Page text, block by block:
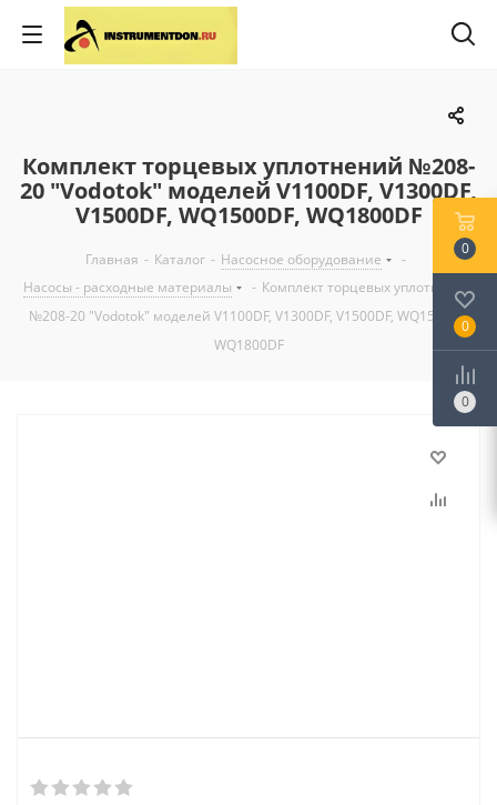
Комплект торцевых уплотнений №208-
20 "Vodotok" моделей V1100DF, V1300DF,
V1500DF, WQ1500DF, WQ1800DF
Главная - Каталог - Насосное оборудование
-
Насосы - расходные материалы
- Комплект торцевых уплотнений
№208-20 "Vodotok" моделей V1100DF, V1300DF, V1500DF, WQ1500DF,
WQ1800DF
0
0
0